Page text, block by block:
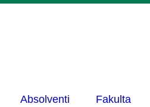
Absolventi Fakulta